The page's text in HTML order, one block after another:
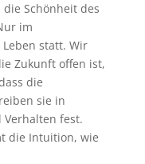
die Schönheit des
im
statt. Wir
Zukunft offen ist,
die
sie in
Verhalten fest.
die Intuition, wie